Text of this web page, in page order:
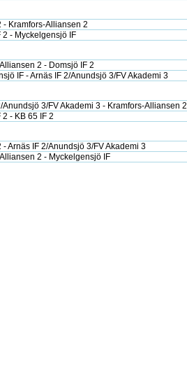
- Kramfors-Alliansen 2
2 - Myckelgensjö IF
2 - Domsjö IF 2
IF - Arnäs IF 2/Anundsjö 3/FV Akademi 3
Anundsjö 3/FV Akademi 3 - Kramfors-Alliansen 2
2 - KB 65 IF 2
- Arnäs IF 2/Anundsjö 3/FV Akademi 3
2 - Myckelgensjö IF